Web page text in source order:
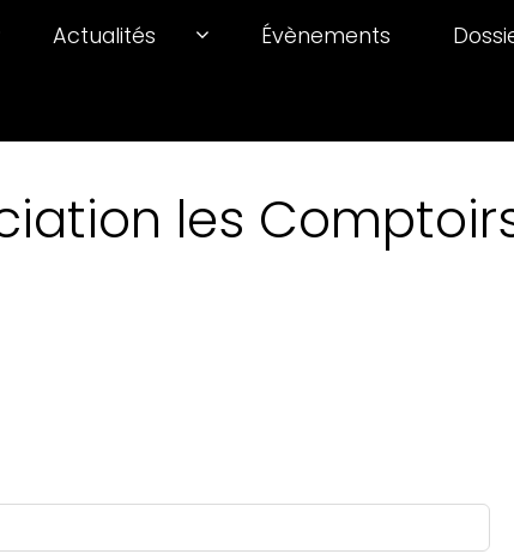
Actualités Évènements
les